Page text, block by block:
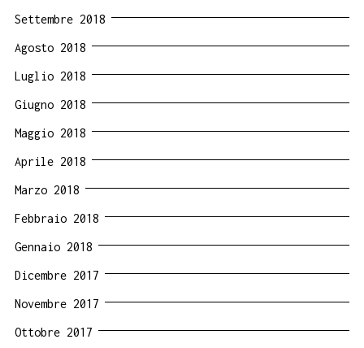
Settembre 2018
Agosto 2018
Luglio 2018
Giugno 2018
Maggio 2018
Aprile 2018
Marzo 2018
Febbraio 2018
Gennaio 2018
Dicembre 2017
Novembre 2017
Ottobre 2017